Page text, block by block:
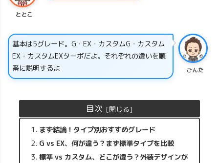
ととこ
ごんた
基本は5グレード。G・EX・カスタムG・カスタム
EX・カスタムEXターボだよ。それぞれの違いを順
番に説明するよ
目次
まず結論！タイプ別おすすめグレード
G vs EX、何が違う？まず標準タイプを比較
標準 vs カスタム、どこが違う？外装デザインが